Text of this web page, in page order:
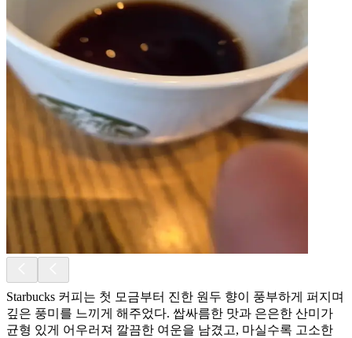
Starbucks 커피는 첫 모금부터 진한 원두 향이 풍부하게 퍼지며
깊은 풍미를 느끼게 해주었다. 쌉싸름한 맛과 은은한 산미가
균형 있게 어우러져 깔끔한 여운을 남겼고, 마실수록 고소한